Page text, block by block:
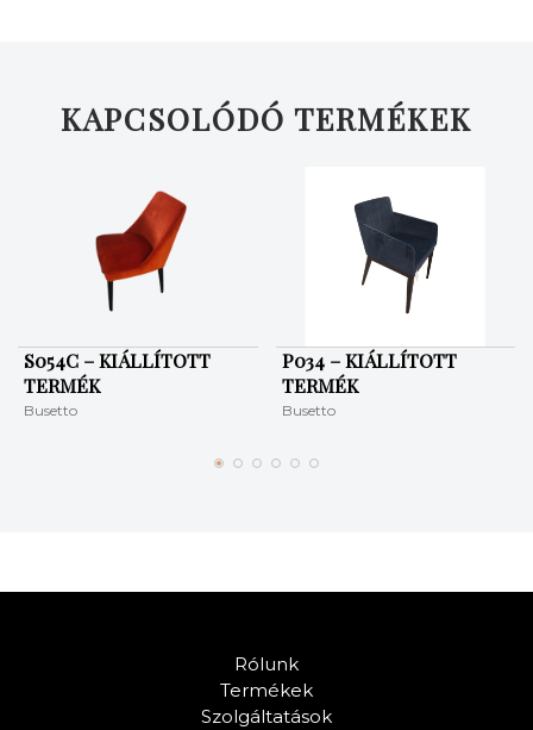
KAPCSOLÓDÓ TERMÉKEK
S054C – KIÁLLÍTOTT
TERMÉK
Busetto
P034 – KIÁLLÍTOTT
TERMÉK
Busetto
Rólunk
Termékek
Szolgáltatások